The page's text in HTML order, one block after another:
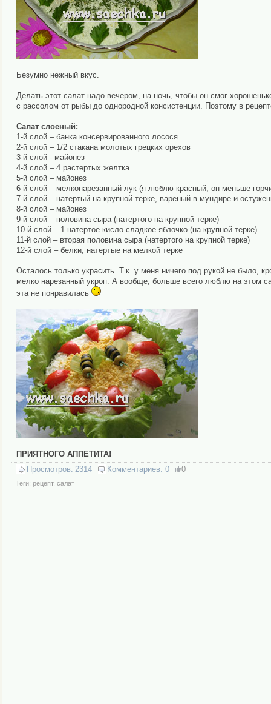
Безумно нежный вкус.
Делать этот салат надо вечером, на ночь, чтобы он смог
с рассолом от рыбы до однородной консистенции. Поэтому в
Салат слоеный:
1-й слой – банка консервированного лосося
2-й слой – 1/2 стакана молотых грецких орехов
3-й слой - майонез
4-й слой – 4 растертых желтка
5-й слой – майонез
6-й слой – мелконарезанный лук (я люблю красный, он меньше
7-й слой – натертый на крупной терке, вареный в мундире и
8-й слой – майонез
9-й слой – половина сыра (натертого на крупной терке)
10-й слой – 1 натертое кисло-сладкое яблочко (на крупной терке)
11-й слой – вторая половина сыра (натертого на крупной терке)
12-й слой – белки, натертые на мелкой терке
Осталось только украсить. Т.к. у меня ничего под рукой не было,
мелко нарезанный укроп. А вообще, больше всего люблю на этом
эта не понравилась
ПРИЯТНОГО АППЕТИТА!
Просмотров: 2314 Комментариев: 0 0
Теги: рецепт, салат